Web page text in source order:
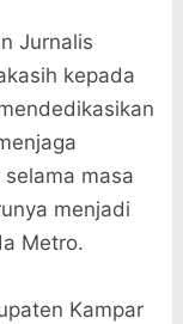
Jurnalis
kepada
masa
menjadi
Metro.
Kampar